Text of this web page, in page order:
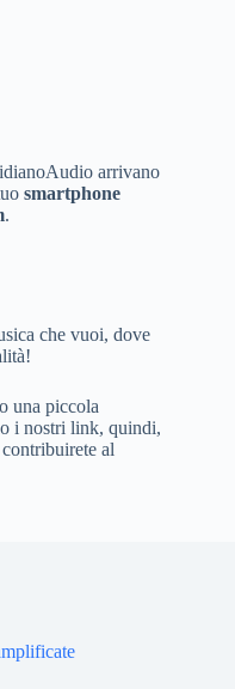
arrivano
smartphone
.
che vuoi, dove
una piccola
i nostri link, quindi,
al